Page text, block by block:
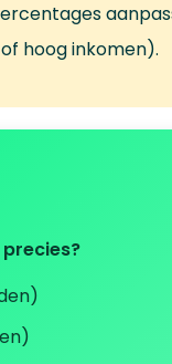
hoog inkomen).